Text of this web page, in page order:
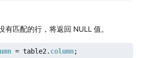
匹配的行，将返回 NULL 值。
= table2. column;